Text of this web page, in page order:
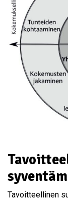
Tavoitteellinen